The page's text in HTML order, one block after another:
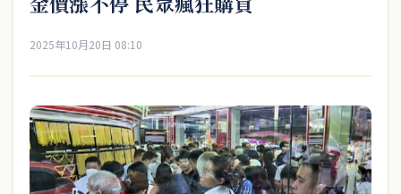
2025年10月20日 08:10